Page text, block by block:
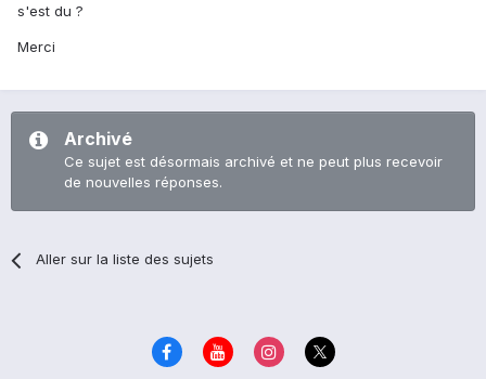
s'est du ?
Merci
Archivé
Ce sujet est désormais archivé et ne peut plus recevoir
de nouvelles réponses.
Aller sur la liste des sujets